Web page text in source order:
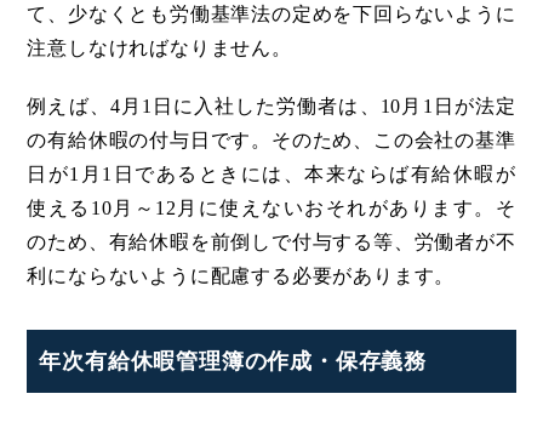
て、少なくとも労働基準法の定めを下回らないように
注意しなければなりません。
例えば、4月1日に入社した労働者は、10月1日が法定
の有給休暇の付与日です。そのため、この会社の基準
日が1月1日であるときには、本来ならば有給休暇が
使える10月～12月に使えないおそれがあります。そ
のため、有給休暇を前倒しで付与する等、労働者が不
利にならないように配慮する必要があります。
年次有給休暇管理簿の作成・保存義務